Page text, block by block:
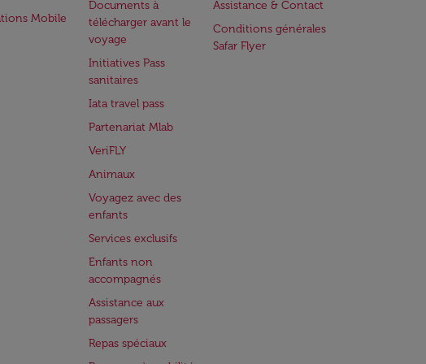
Mobile
Documents à
télécharger avant le
voyage
Initiatives Pass
sanitaires
Iata travel pass
Partenariat Mlab
VeriFLY
Animaux
Voyagez avec des
enfants
Services exclusifs
Enfants non
accompagnés
Assistance aux
passagers
Repas spéciaux
Assistance & Contact
Conditions générales
Safar Flyer